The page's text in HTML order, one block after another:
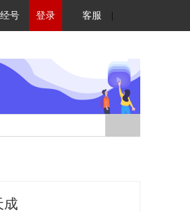
号 登录 客服
成